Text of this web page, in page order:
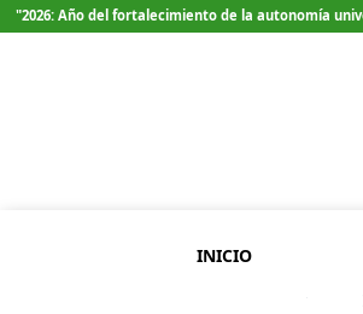
"2026: Año del fortalecimiento de la autonomía
INICIO